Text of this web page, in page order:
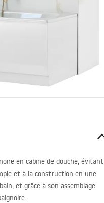
en cabine de douche, évitant
et à la construction en une
et grâce à son assemblage